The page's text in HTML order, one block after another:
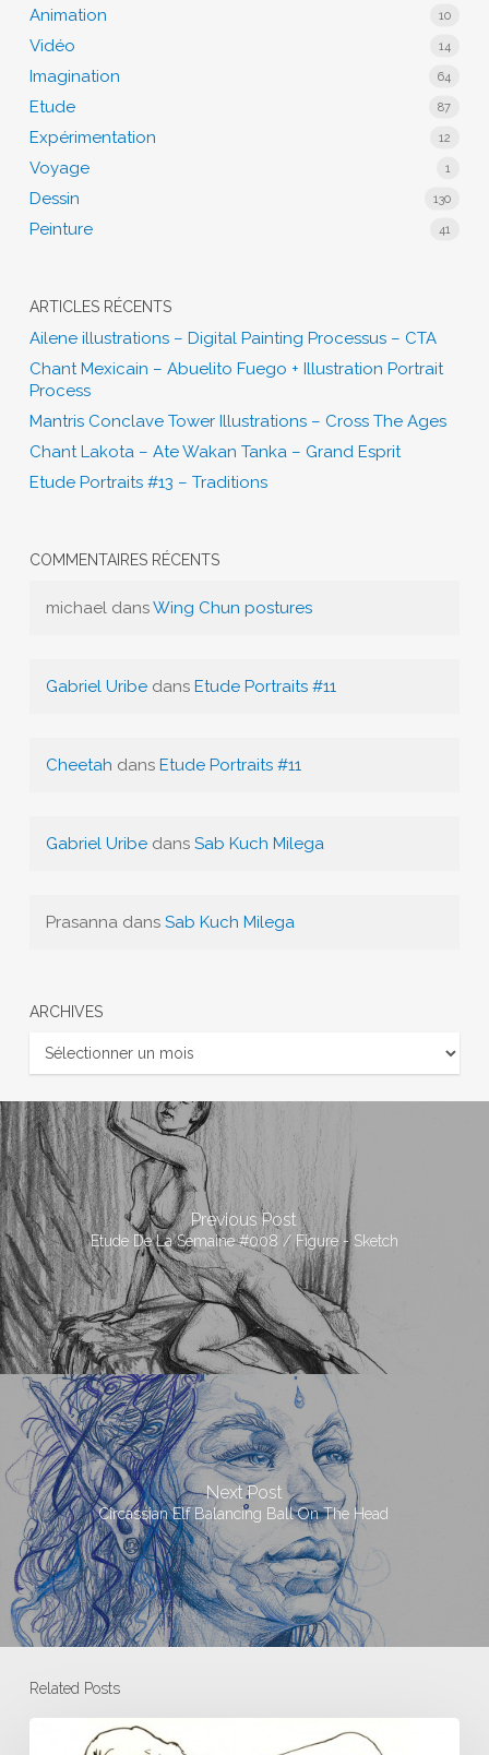
Animation 10
Vidéo 14
Imagination 64
Etude 87
Expérimentation 12
Voyage 1
Dessin 130
Peinture 41
ARTICLES RÉCENTS
Ailene illustrations – Digital Painting Processus – CTA
Chant Mexicain – Abuelito Fuego + Illustration Portrait
Process
Mantris Conclave Tower Illustrations – Cross The Ages
Chant Lakota – Ate Wakan Tanka – Grand Esprit
Etude Portraits #13 – Traditions
COMMENTAIRES RÉCENTS
michaeldansWing Chun postures
Gabriel Uribedans Etude Portraits #11
Cheetah dans Etude Portraits #11
Gabriel Uribedans Sab Kuch Milega
Prasannadans Sab Kuch Milega
ARCHIVES
Archives
Previous Post
Etude De La Semaine #008 / Figure - Sketch
Next Post
Circassian Elf Balancing Ball On The Head
Related Posts